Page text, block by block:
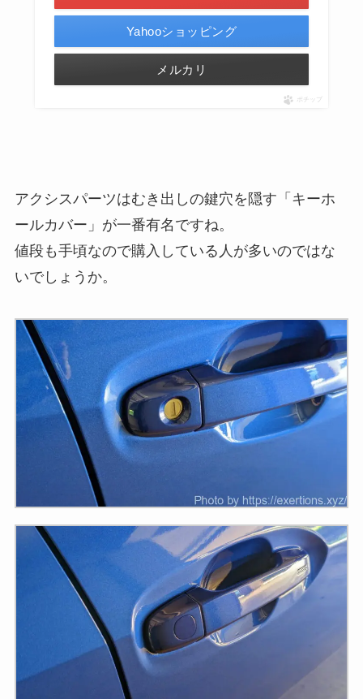
Yahooショッピング
メルカリ
ポチップ
アクシスパーツはむき出しの鍵穴を隠す「キーホ
ールカバー」が一番有名ですね。
値段も手頃なので購入している人が多いのではな
いでしょうか。